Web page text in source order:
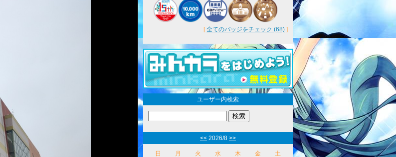
[全てのバッジをチェック (68) ]
ユーザー内検索
<< 2026/8 >>
日 月 火 水 木 金
土